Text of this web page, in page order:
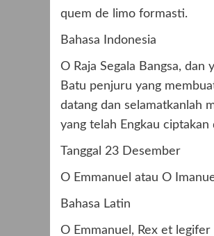
quem de limo formasti.
Bahasa Indonesia
O Raja Segala Bangsa, dan
Batu penjuru yang
datang dan selamatkanlah
yang telah Engkau ciptakan
Tanggal 23 Desember
O Emmanuel atau O
Bahasa Latin
O Emmanuel, Rex et legifer